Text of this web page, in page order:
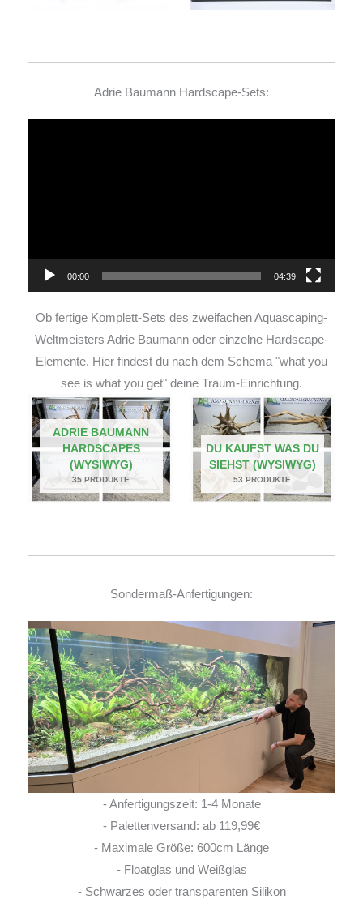
Adrie Baumann Hardscape-Sets:
00:00 04:39
Ob fertige Komplett-Sets des zweifachen Aquascaping-
Weltmeisters Adrie Baumann oder einzelne Hardscape-
Elemente. Hier findest du nach dem Schema "what you
see is what you get" deine Traum-Einrichtung.
ADRIE BAUMANN
HARDSCAPES
(WYSIWYG)
35 PRODUKTE
DU KAUFST WAS DU
SIEHST (WYSIWYG)
53 PRODUKTE
Sondermaß-Anfertigungen:
- Anfertigungszeit: 1-4 Monate
- Palettenversand: ab 119,99€
- Maximale Größe: 600cm Länge
- Floatglas und Weißglas
- Schwarzes oder transparenten Silikon